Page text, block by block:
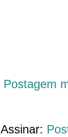
Postagem
Assinar: